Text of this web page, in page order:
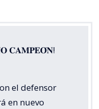
𝐂𝐀𝐌𝐏𝐄𝐎́𝐍!
el defensor
en nuevo